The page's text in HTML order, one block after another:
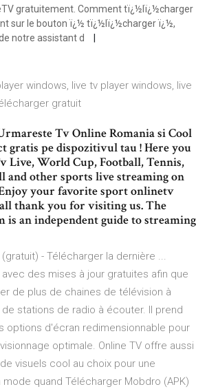
gratuitement. Comment tï¿½lï¿½charger
sur le bouton ï¿½ tï¿½lï¿½charger ï¿½,
notre assistant d
windows, live tv player windows, live
gratuit
Tv Online Romania si Cool
gratis pe dispozitivul tau ! Here you
Live, World Cup, Football, Tennis,
and other sports live streaming on
your favorite sport onlinetv
thank you for visiting us. The
is an independent guide to streaming
(gratuit) - Télécharger la dernière ...
avec des mises à jour gratuites afin que
de plus de chaines de télévision à
stations de radio à écouter. Il prend
options d'écran redimensionnable pour
optimale. Online TV offre aussi
visuels cool au choix pour une
quand Télécharger Mobdro (APK)